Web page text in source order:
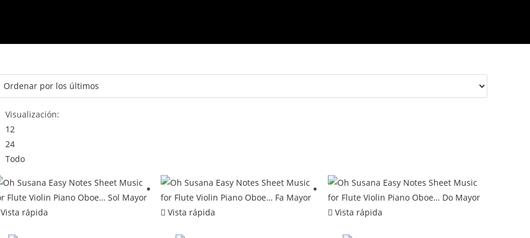
Visualización:
12
24
Todo
Vista rápida Vista rápida Vista rápida